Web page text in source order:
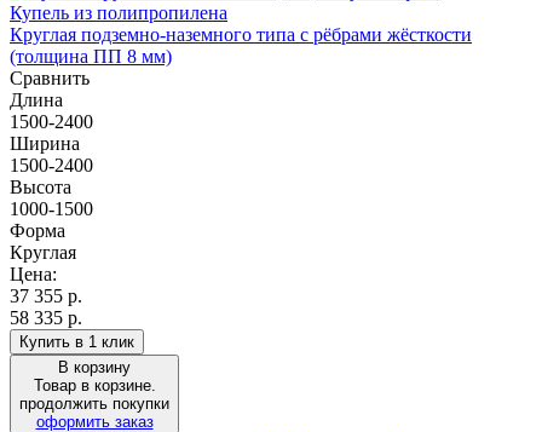
Купель из полипропилена
Круглая подземно-наземного типа с рёбрами жёсткости
(толщина ПП 8 мм)
Сравнить
Длина
1500-2400
Ширина
1500-2400
Высота
1000-1500
Форма
Круглая
Цена:
37 355 р.
58 335 р.
Купить в 1 клик
В корзину
Товар в корзине.
продолжить покупки
оформить заказ